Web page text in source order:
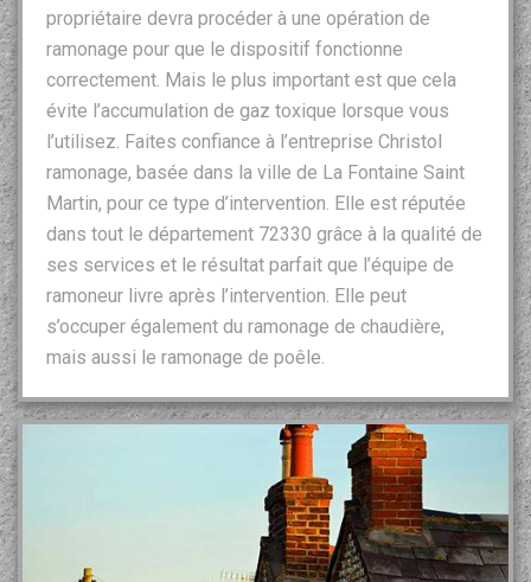
propriétaire devra procéder à une opération de
ramonage pour que le dispositif fonctionne
correctement. Mais le plus important est que cela
évite l’accumulation de gaz toxique lorsque vous
l’utilisez. Faites confiance à l’entreprise Christol
ramonage, basée dans la ville de La Fontaine Saint
Martin, pour ce type d’intervention. Elle est réputée
dans tout le département 72330 grâce à la qualité de
ses services et le résultat parfait que l’équipe de
ramoneur livre après l’intervention. Elle peut
s’occuper également du ramonage de chaudière,
mais aussi le ramonage de poêle.